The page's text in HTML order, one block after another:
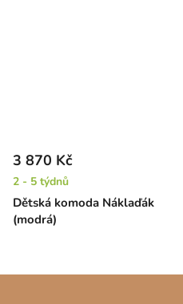
Dětská komoda Náklaďák
(modrá)
3 870 Kč
2 - 5 týdnů